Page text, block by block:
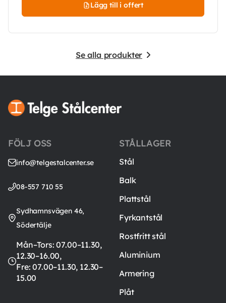
Lägg till i offert
Se alla produkter
FÖLJ OSS
info@telgestalcenter.se
08-557 710 55
Sydhamnsvägen 46,
Södertälje
Mån–Tors: 07.00–11.30,
12.30–16.00,
Fre: 07.00–11.30, 12.30–
15.00
STÅLLAGER
Stål
Balk
Plattstål
Fyrkantstål
Rostfritt stål
Aluminium
Armering
Plåt